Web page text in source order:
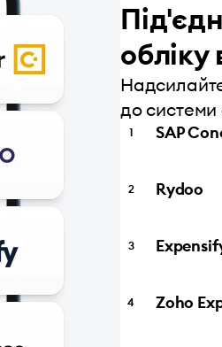
обліку
до системи
SAP
Rydoo
Zoho